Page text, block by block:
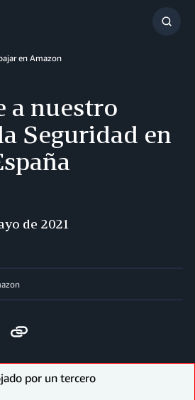
en Amazon
a nuestro
Seguridad en
de 2021
Compartir
electrónico
Copy
por un tercero